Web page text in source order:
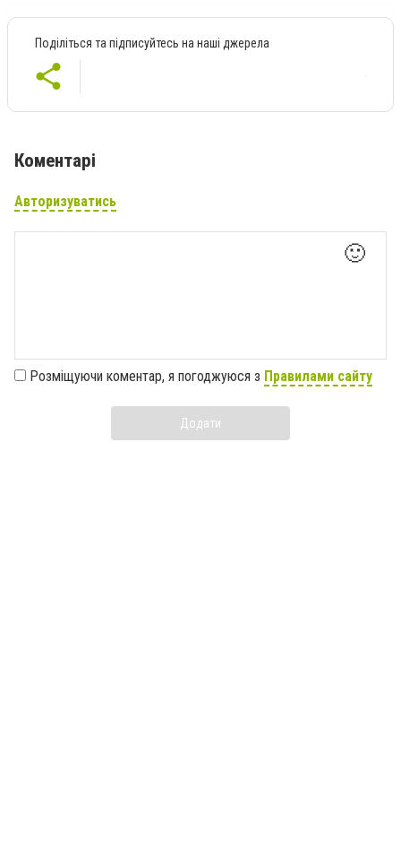
Поділіться та підписуйтесь на наші джерела
Коментарі
Авторизуватись
🙂
Розміщуючи коментар, я погоджуюся з Правилами сайту
Додати